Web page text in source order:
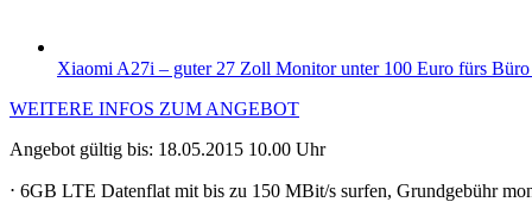
Xiaomi A27i – guter 27 Zoll Monitor unter 100 Euro fürs
WEITERE INFOS ZUM ANGEBOT
Angebot gültig bis: 18.05.2015 10.00 Uhr
⋅ 6GB LTE Datenflat mit bis zu 150 MBit/s surfen, Grundgebühr